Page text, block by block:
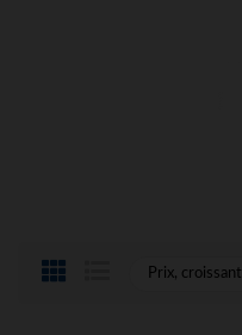
Prix, croissant